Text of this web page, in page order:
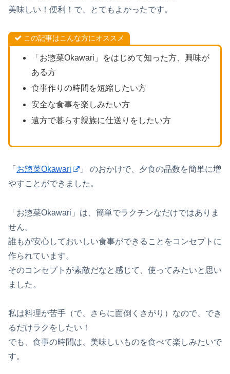
美味しい！便利！で、とてもよかったです。
この記事はこんな方にオススメ
「お惣菜Okawari」をはじめて知った方、興味が
ある方
食事作りの時間を短縮したい方
安全な食事を楽しみたい方
遠方で暮らす親族に仕送りをしたい方
「 お惣菜Okawari
」 のおかけで、夕食の品数を簡単に増
やすことができました。
「お惣菜Okawari」は、簡単でラクチンなだけではありま
せん。
誰もが安心しておいしい食事ができることをコンセプトに
作られています。
そのコンセプトが素敵だなと感じて、使ってみたいと思い
ました。
私は料理が苦手（で、さらに面倒くさがり）なので、でき
るだけラクをしたい！
でも、食事の時間は、美味しいものを食べて楽しみたいで
す。